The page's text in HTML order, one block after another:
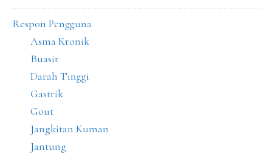
Respon Pengguna
Asma Kronik
Buasir
Darah Tinggi
Gastrik
Gout
Jangkitan Kuman
Jantung